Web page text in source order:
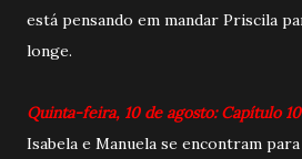
está pensando em mandar Priscila
longe.
Quinta-feira, 10 de agosto: Capítulo 10
Isabela e Manuela se encontram